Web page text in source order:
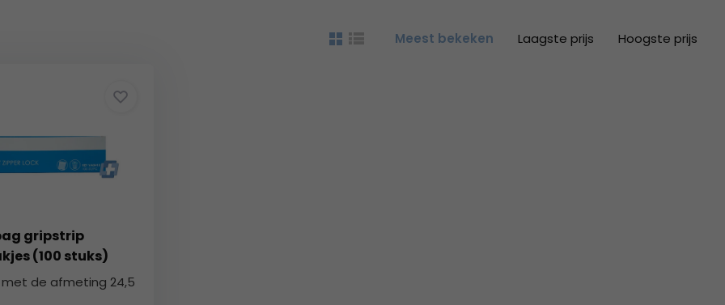
Meest bekeken Laagste prijs Hoogste prijs
gripstrip
(100 stuks)
met de afmeting 24,5